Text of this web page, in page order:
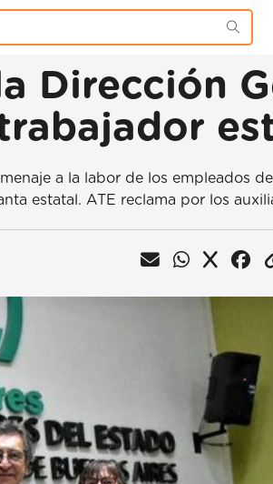
Dirección
a la labor de los empleados
estatal. ATE reclama por los